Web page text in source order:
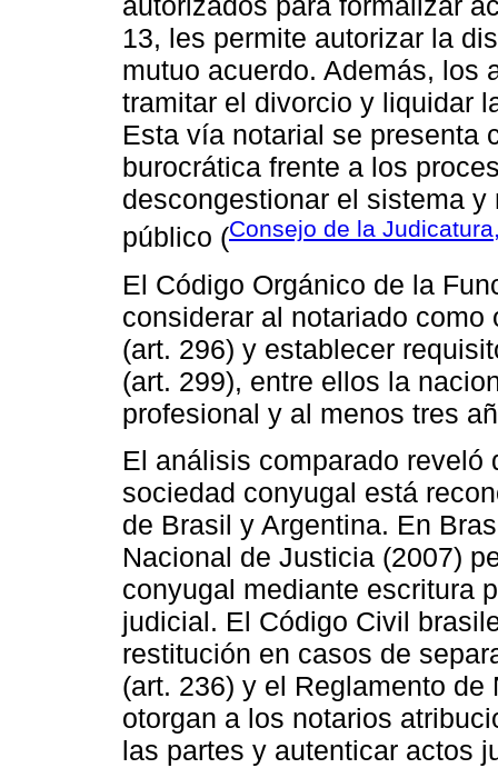
13, les permite autorizar la
mutuo acuerdo. Además, los
tramitar el divorcio y liquidar
Esta vía notarial se presenta
burocrática frente a los
descongestionar el sistema
público (Consejo de la
El Código Orgánico de la
considerar al notariado
(art. 296) y establecer
(art. 299), entre ellos la
profesional y al menos tres
El análisis comparado
sociedad conyugal está
de Brasil y Argentina. En
Nacional de Justicia (2007)
conyugal mediante escritura
judicial. El Código Civil
restitución en casos de
(art. 236) y el Reglamento
otorgan a los notarios
las partes y autenticar actos